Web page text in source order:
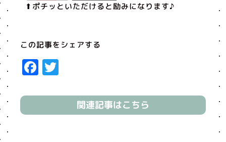
⬆︎ポチッといただけると励みになります♪
この記事をシェアする
Facebook
関連記事はこちら
Next